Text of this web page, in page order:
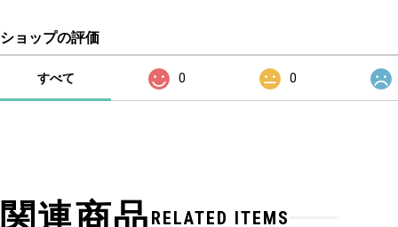
ショップの評価
すべて 0 0
関連商品 RELATED ITEMS